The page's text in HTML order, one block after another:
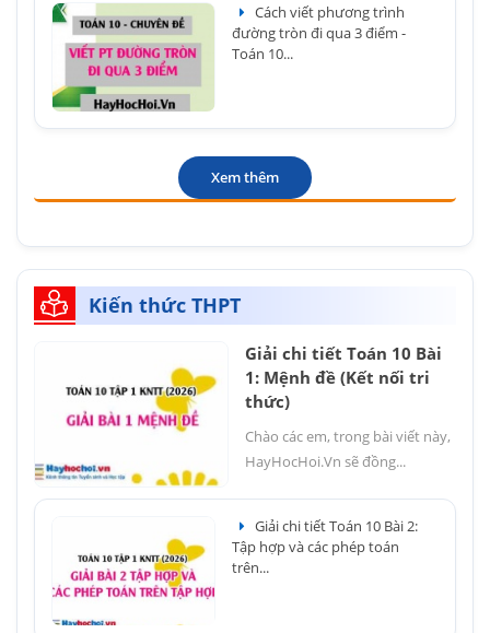
Cách viết phương trình
đường tròn đi qua 3 điểm -
Toán 10...
Xem thêm
Kiến thức THPT
Giải chi tiết Toán 10 Bài
1: Mệnh đề (Kết nối tri
thức)
Chào các em, trong bài viết này,
HayHocHoi.Vn sẽ đồng...
Giải chi tiết Toán 10 Bài 2:
Tập hợp và các phép toán
trên...